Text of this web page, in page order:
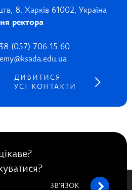
8, Харків 61002, Україна
ректора
(057) 706-15-60
ДИВИТИСЯ
УСІ КОНТАКТИ
ЗВ’ЯЗОК